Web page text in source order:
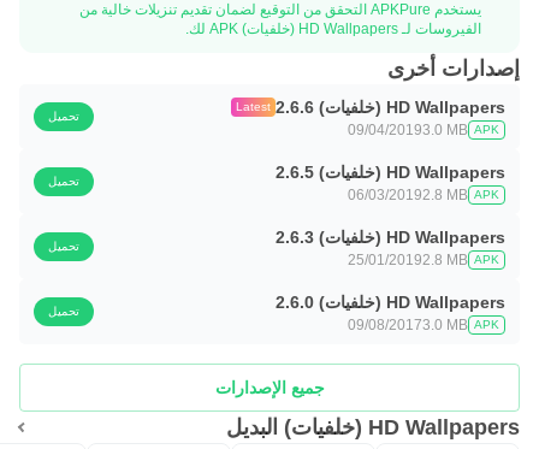
يستخدم APKPure التحقق من التوقيع لضمان تقديم تنزيلات خالية من
الفيروسات لـ HD Wallpapers (خلفيات) APK لك.
إصدارات أخرى
HD Wallpapers (خلفيات) 2.6.6
Latest
APK
3.0 MB
09/04/2019
تحميل
HD Wallpapers (خلفيات) 2.6.5
APK
2.8 MB
06/03/2019
تحميل
HD Wallpapers (خلفيات) 2.6.3
APK
2.8 MB
25/01/2019
تحميل
HD Wallpapers (خلفيات) 2.6.0
APK
3.0 MB
09/08/2017
تحميل
جميع الإصدارات
HD Wallpapers (خلفيات) البديل